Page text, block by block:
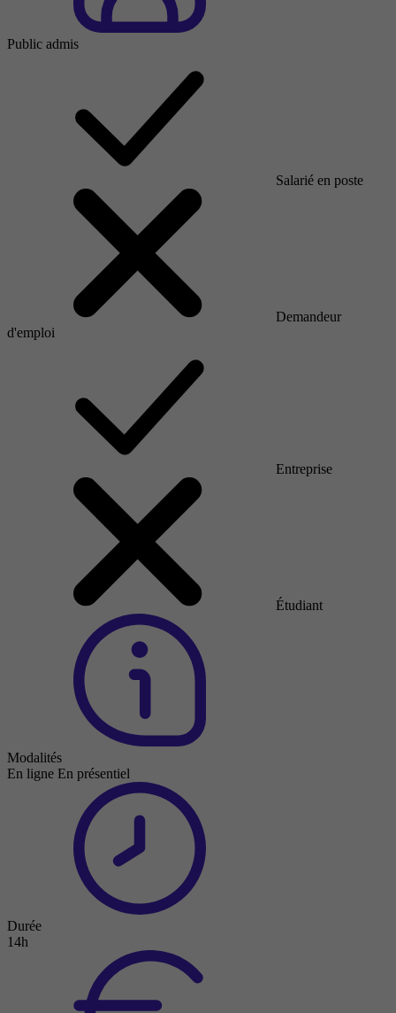
Public admis
Salarié en poste
Demandeur
d'emploi
Entreprise
Étudiant
Modalités
En ligne En présentiel
Durée
14h